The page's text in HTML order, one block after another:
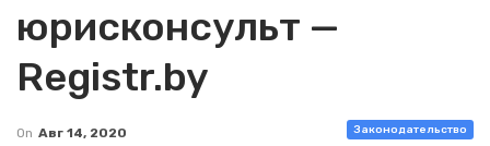
юрисконсульт —
Registr.by
Законодательство
On Авг 14, 2020